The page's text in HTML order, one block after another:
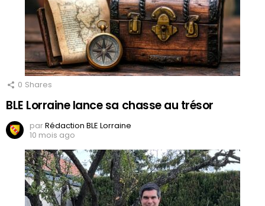
0 Shares
BLE Lorraine lance sa chasse au trésor
parRédaction BLE Lorraine
10 mois ago